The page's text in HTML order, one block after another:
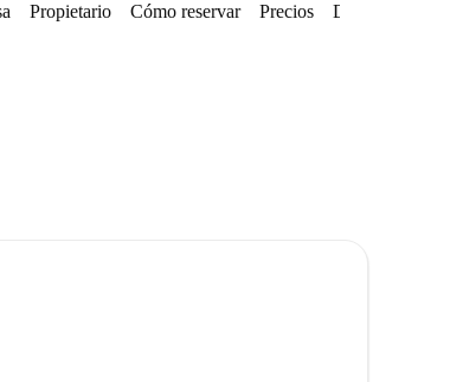
Propietario Cómo reservar Precios Disponibilidades